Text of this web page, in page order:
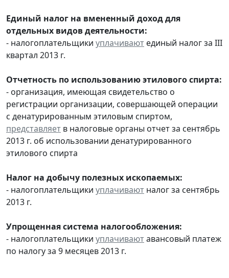
Единый налог на вмененный доход для
отдельных видов деятельности:
- налогоплательщики уплачивают единый налог за III
квартал 2013 г.
Отчетность по использованию этилового спирта:
- организация, имеющая свидетельство о
регистрации организации, совершающей операции
с денатурированным этиловым спиртом,
представляет в налоговые органы отчет за сентябрь
2013 г. об использовании денатурированного
этилового спирта
Налог на добычу полезных ископаемых:
- налогоплательщики уплачивают налог за сентябрь
2013 г.
Упрощенная система налогообложения:
- налогоплательщики уплачиваютавансовый платеж
по налогу за 9 месяцев 2013 г.